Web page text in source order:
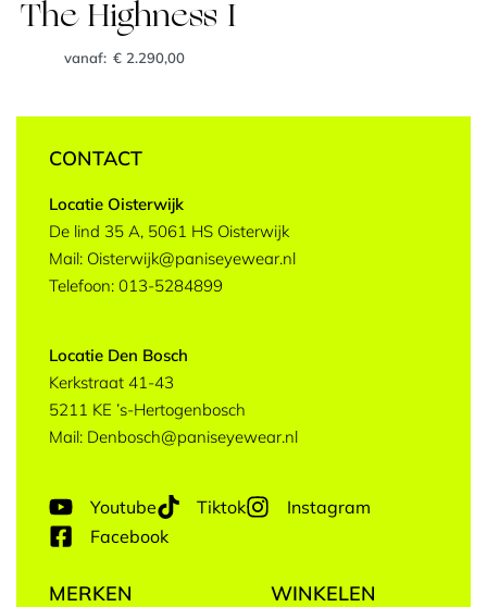
The Highness I
vanaf: €2.290,00
CONTACT
Locatie Oisterwijk
De lind 35 A, 5061 HS Oisterwijk
Mail: Oisterwijk@paniseyewear.nl
Telefoon: 013-5284899
Locatie Den Bosch
Kerkstraat 41-43
5211 KE ’s-Hertogenbosch
Mail: Denbosch@paniseyewear.nl
Youtube Tiktok
Instagram
Facebook
MERKEN WINKELEN